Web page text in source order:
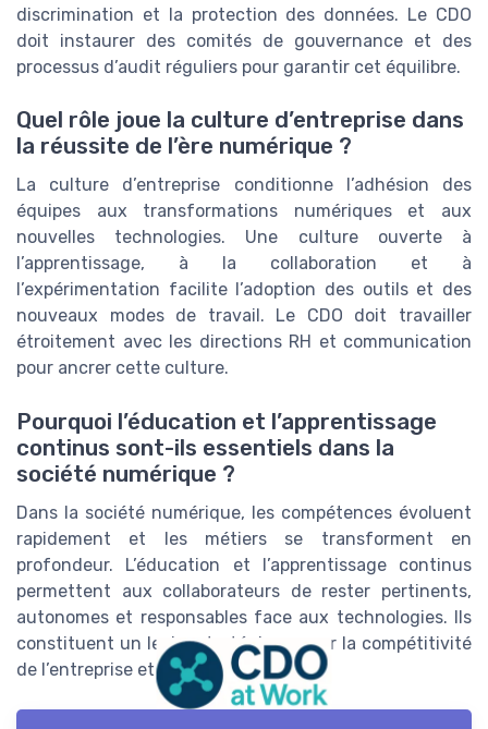
discrimination et la protection des données. Le CDO
doit instaurer des comités de gouvernance et des
processus d’audit réguliers pour garantir cet équilibre.
Quel rôle joue la culture d’entreprise dans
la réussite de l’ère numérique ?
La culture d’entreprise conditionne l’adhésion des
équipes aux transformations numériques et aux
nouvelles technologies. Une culture ouverte à
l’apprentissage, à la collaboration et à
l’expérimentation facilite l’adoption des outils et des
nouveaux modes de travail. Le CDO doit travailler
étroitement avec les directions RH et communication
pour ancrer cette culture.
Pourquoi l’éducation et l’apprentissage
continus sont-ils essentiels dans la
société numérique ?
Dans la société numérique, les compétences évoluent
rapidement et les métiers se transforment en
profondeur. L’éducation et l’apprentissage continus
permettent aux collaborateurs de rester pertinents,
autonomes et responsables face aux technologies. Ils
constituent un levier stratégique pour la compétitivité
de l’entreprise et la cohésion sociale.